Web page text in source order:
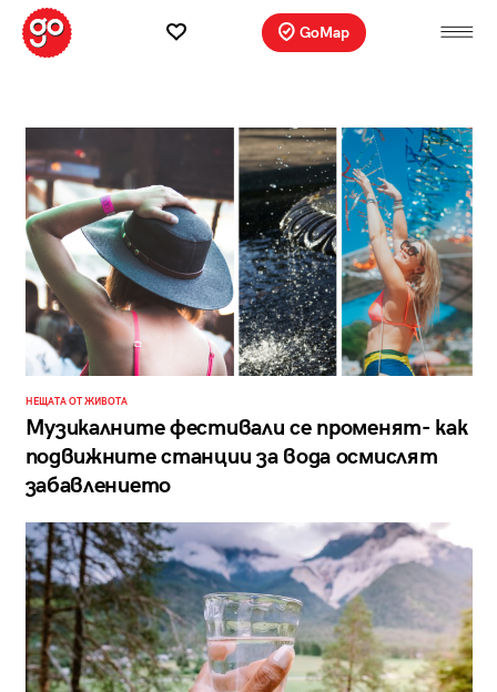
GoMap
НЕЩАТА ОТ ЖИВОТА
Музикалните фестивали се променят- как
подвижните станции за вода осмислят
забавлението